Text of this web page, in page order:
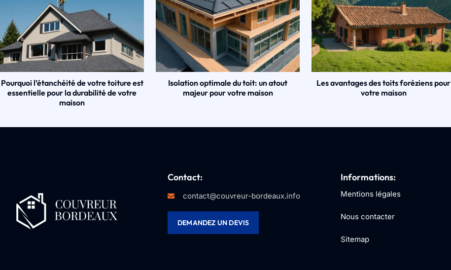
Pourquoi l’étanchéité de votre toiture est
essentielle pour la durabilité de votre
maison
Isolation optimale du toit: un atout
majeur pour votre maison
Les avantages des toits foréziens pour
votre maison
Contact:
contact@couvreur-bordeaux.info
DEMANDEZ UN DEVIS
Informations:
Mentions légales
Nous contacter
Sitemap